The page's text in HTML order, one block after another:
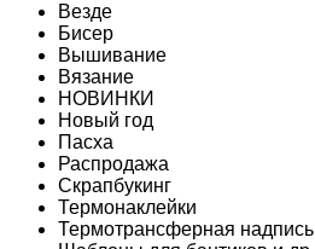
Везде
Бисер
Вышивание
Вязание
НОВИНКИ
Новый год
Пасха
Распродажа
Скрапбукинг
Термонаклейки
Термотрансферная надпись